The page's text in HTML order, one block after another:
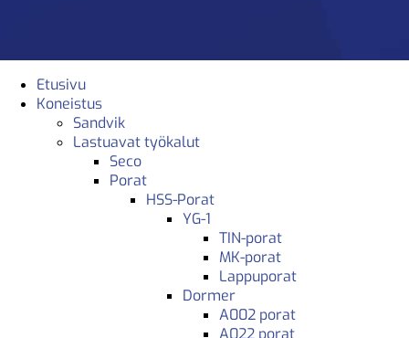
Etusivu
Koneistus
Sandvik
Lastuavat työkalut
Seco
Porat
HSS-Porat
YG-1
TIN-porat
MK-porat
Lappuporat
Dormer
A002 porat
A022 porat